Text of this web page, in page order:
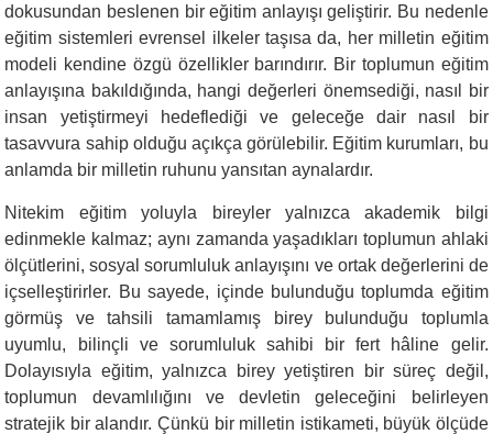
dokusundan beslenen bir eğitim anlayışı geliştirir. Bu nedenle
eğitim sistemleri evrensel ilkeler taşısa da, her milletin eğitim
modeli kendine özgü özellikler barındırır. Bir toplumun eğitim
anlayışına bakıldığında, hangi değerleri önemsediği, nasıl bir
insan yetiştirmeyi hedeflediği ve geleceğe dair nasıl bir
tasavvura sahip olduğu açıkça görülebilir. Eğitim kurumları, bu
anlamda bir milletin ruhunu yansıtan aynalardır.
Nitekim eğitim yoluyla bireyler yalnızca akademik bilgi
edinmekle kalmaz; aynı zamanda yaşadıkları toplumun ahlaki
ölçütlerini, sosyal sorumluluk anlayışını ve ortak değerlerini de
içselleştirirler. Bu sayede, içinde bulunduğu toplumda eğitim
görmüş ve tahsili tamamlamış birey bulunduğu toplumla
uyumlu, bilinçli ve sorumluluk sahibi bir fert hâline gelir.
Dolayısıyla eğitim, yalnızca birey yetiştiren bir süreç değil,
toplumun devamlılığını ve devletin geleceğini belirleyen
stratejik bir alandır. Çünkü bir milletin istikameti, büyük ölçüde